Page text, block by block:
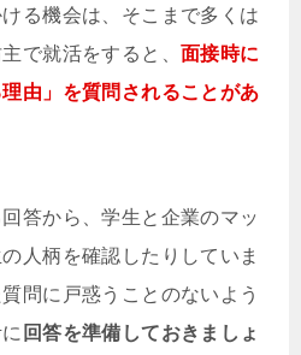
る機会は、そこまで多くは
で就活をすると、 面接時に
由」を質問されることがあ
答から、学生と企業のマッ
人柄を確認したりしていま
問に戸惑うことのないよう
回答を準備しておきましょ